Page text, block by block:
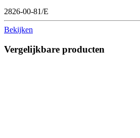
2826-00-81/E
Bekijken
Vergelijkbare producten